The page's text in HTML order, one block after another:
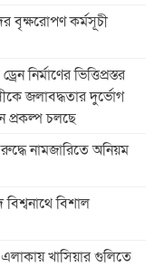
বৃক্ষরোপণ কর্মসূচী
নির্মাণের ভিত্তিপ্রস্তর
জলাবদ্ধতার দুর্ভোগ
প্রকল্প চলছে
নামজারিতে অনিয়ম
বিশাল
খাসিয়ার গুলিতে